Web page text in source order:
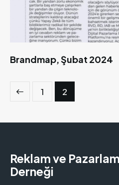
Brandmap, Şubat 2024
1 2
Reklam ve
Derneği